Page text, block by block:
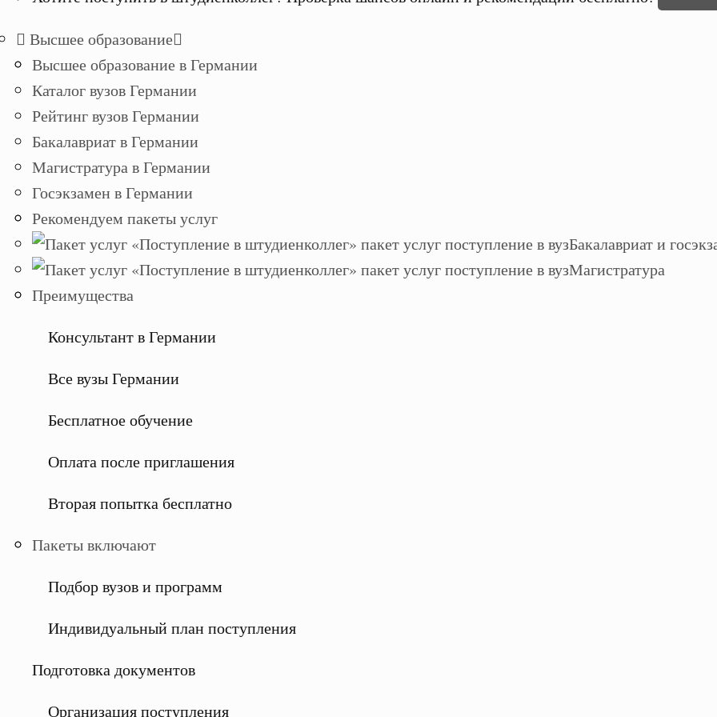
Высшее образование
Высшее образование в Германии
Каталог вузов Германии
Рейтинг вузов Германии
Бакалавриат в Германии
Магистратура в Германии
Госэкзамен в Германии
Рекомендуем пакеты услуг
Бакалавриат и
Магистратура
Преимущества
Консультант в Германии
Все вузы Германии
Бесплатное обучение
Оплата после приглашения
Вторая попытка бесплатно
Пакеты включают
Подбор вузов и программ
Индивидуальный план поступления
Подготовка документов
Организация поступления